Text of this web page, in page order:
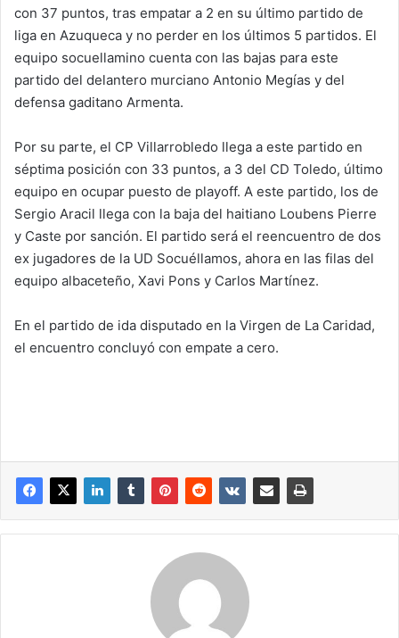
con 37 puntos, tras empatar a 2 en su último partido de
liga en Azuqueca y no perder en los últimos 5 partidos. El
equipo socuellamino cuenta con las bajas para este
partido del delantero murciano Antonio Megías y del
defensa gaditano Armenta.
Por su parte, el CP Villarrobledo llega a este partido en
séptima posición con 33 puntos, a 3 del CD Toledo, último
equipo en ocupar puesto de playoff. A este partido, los de
Sergio Aracil llega con la baja del haitiano Loubens Pierre
y Caste por sanción. El partido será el reencuentro de dos
ex jugadores de la UD Socuéllamos, ahora en las filas del
equipo albaceteño, Xavi Pons y Carlos Martínez.
En el partido de ida disputado en la Virgen de La Caridad,
el encuentro concluyó con empate a cero.